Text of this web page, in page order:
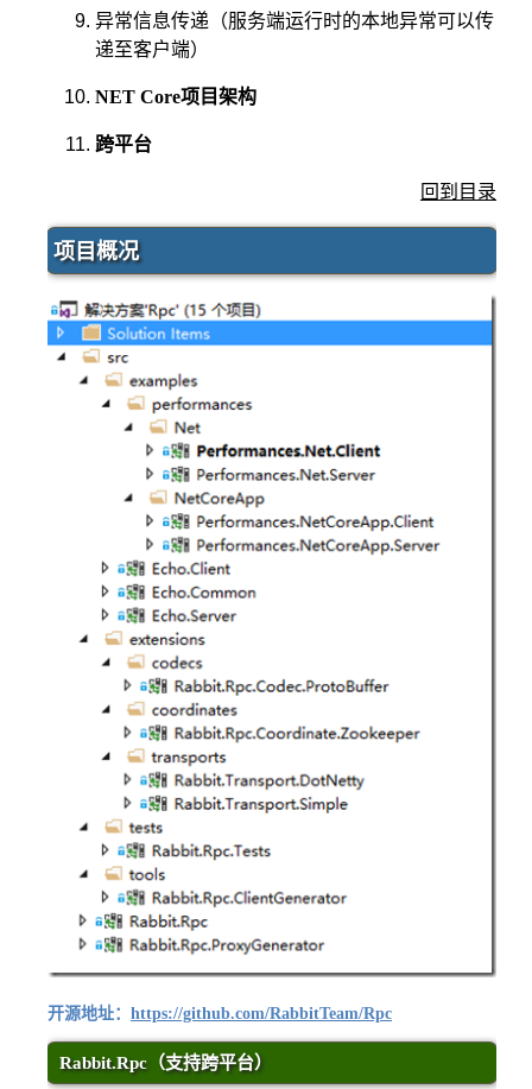
异常信息传递（服务端运行时的本地异常可以传
递至客户端）
NET Core项目架构
跨平台
回到目录
项目概况
开源地址： https://github.com/RabbitTeam/Rpc
Rabbit.Rpc（支持跨平台）